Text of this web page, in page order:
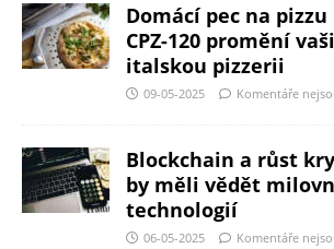
Domácí pec na
CPZ-120 promění
italskou pizzerii
09-05-2025 Komentáře
Blockchain a růst
by měli vědět
technologií
06-05-2025 Komentáře